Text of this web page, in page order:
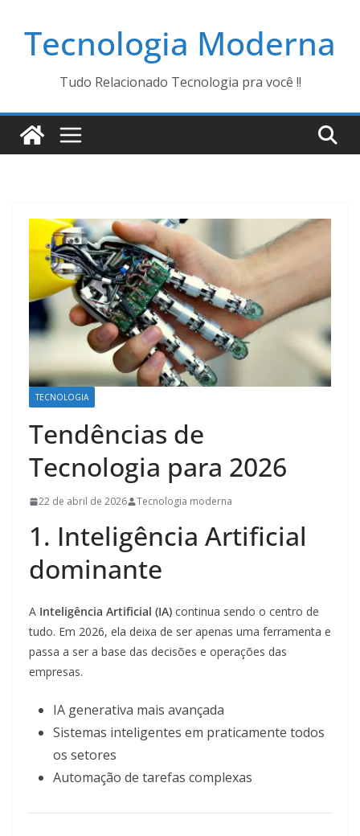
paraTecnologia Moderna
Tudo Relacionado Tecnologia pra você !!
TECNOLOGIA
Tendências de
Tecnologia para 2026
22 de abril de 2026 Tecnologia moderna
1. Inteligência Artificial
dominante
A Inteligência Artificial (IA) continua sendo o centro de
tudo. Em 2026, ela deixa de ser apenas uma ferramenta e
passa a ser a base das decisões e operações das
empresas.
IA generativa mais avançada
Sistemas inteligentes em praticamente todos
os setores
Automação de tarefas complexas